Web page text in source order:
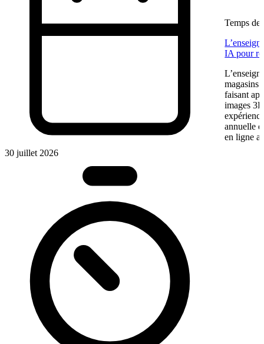
30 juillet 2026
Temps de
IA pour
magasins
faisant
images
annuelle
en ligne